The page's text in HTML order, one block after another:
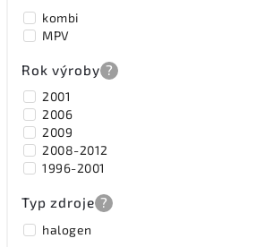
kombi
MPV
Rok výroby ?
2001
2006
2009
2008-2012
1996-2001
Typ zdroje ?
halogen